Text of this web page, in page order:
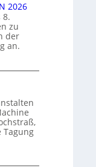
2026
8.
zu
der
an.
Tagung